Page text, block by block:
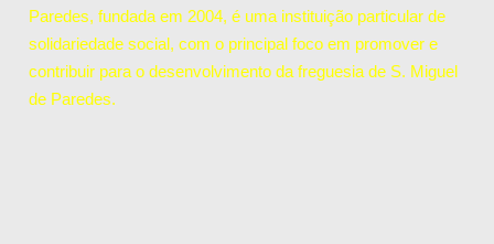
Paredes, fundada em 2004, é uma instituição particular de
solidariedade social, com o principal foco em promover e
contribuir para o desenvolvimento da freguesia de S. Miguel
de Paredes.